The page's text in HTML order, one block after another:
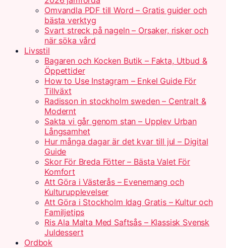
Omvandla PDF till Word – Gratis guider och
bästa verktyg
Svart streck på nageln – Orsaker, risker och
när söka vård
Livsstil
Bagaren och Kocken Butik – Fakta, Utbud &
Öppettider
How to Use Instagram – Enkel Guide För
Tillväxt
Radisson in stockholm sweden – Centralt &
Modernt
Sakta vi går genom stan – Upplev Urban
Långsamhet
Hur många dagar är det kvar till jul – Digital
Guide
Skor För Breda Fötter – Bästa Valet För
Komfort
Att Göra i Västerås – Evenemang och
Kulturupplevelser
Att Göra i Stockholm Idag Gratis – Kultur och
Familjetips
Ris Ala Malta Med Saftsås – Klassisk Svensk
Juldessert
Ordbok